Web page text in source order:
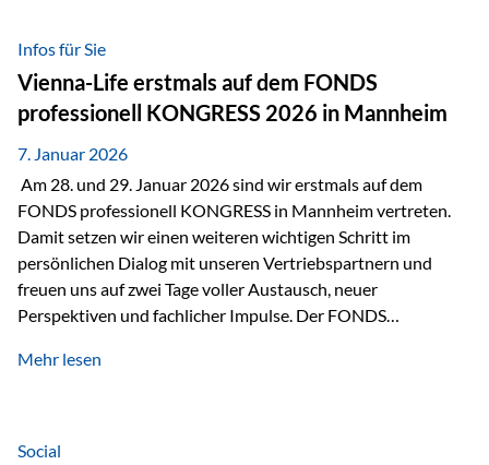
Beide Ansätze haben ihre Berechtigung und ihre Stärken
entfalten sie oft gerade in Kombination. ETFs: Effizient, breit
gestreut und klar strukturiert…
Infos für Sie
Vienna-Life erstmals auf dem FONDS
professionell KONGRESS 2026 in Mannheim
7. Januar 2026
Am 28. und 29. Januar 2026 sind wir erstmals auf dem
FONDS professionell KONGRESS in Mannheim vertreten.
Damit setzen wir einen weiteren wichtigen Schritt im
persönlichen Dialog mit unseren Vertriebspartnern und
freuen uns auf zwei Tage voller Austausch, neuer
Perspektiven und fachlicher Impulse. Der FONDS
Branchentreffen für Finanz- und Versicherungsprofis im
Vermögensstrukturierung und Nachfolgeplanung
Mehr lesen
Social